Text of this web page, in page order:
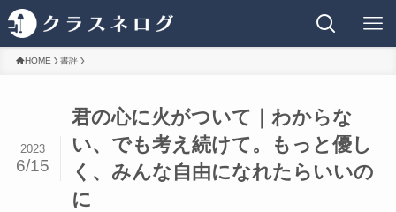
HOME 書評
君の心に火がついて｜わからな
い、でも考え続けて。もっと優し
く、みんな自由になれたらいいの
に
2023
6/15